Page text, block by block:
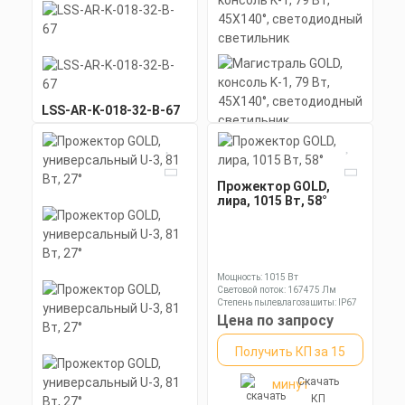
LSS-AR-K-018-32-B-67
Коэффициент мощности не менее:
Материал корпуса:
Экструдированный
оптика из акрила (ПММА) с
силиконовой прокладкой.
Цена по запросу
минутСкачать
Магистраль GOLD,
консоль K-1, 79 Вт,
45X140°,
светодиодный
светильник
Экструдированный
алюминиевый профиль
(анодированный), вторичная
оптика из акрила (ПММА) с
силиконовой прокладкой.
Цена по запросу
Получить КП за 15
минутСкачать
КП
Прожектор GOLD,
лира, 1015 Вт, 58°
Мощность: 1015 Вт
Световой поток: 167475 Лм
Степень пылевлагозащиты: IP67
Цена по запросу
Получить КП за 15
минутСкачать
КП